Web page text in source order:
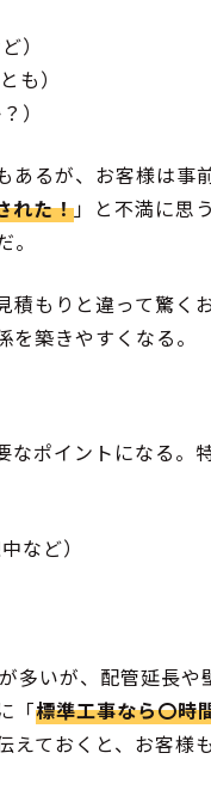
）
も）
）
あるが、お客様は事
れた！」と不満に思
積もりと違って驚く
築きやすくなる。
なポイントになる。
など）
多いが、配管延長や
「標準工事なら〇時
えておくと、お客様